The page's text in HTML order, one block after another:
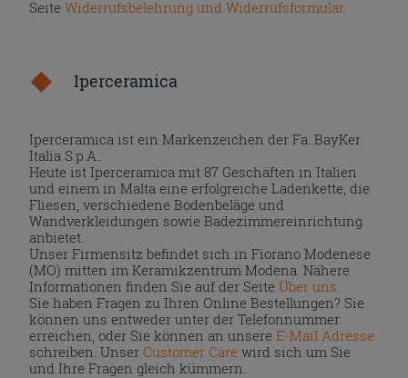
SeiteWiderrufsbelehrung und Widerrufsformular.
Iperceramica
Iperceramica ist ein Markenzeichen der Fa. BayKer
Italia S.p.A..
Heute ist Iperceramica mit 87 Geschäften in Italien
und einem in Malta eine erfolgreiche Ladenkette, die
Fliesen, verschiedene Bodenbeläge und
Wandverkleidungen sowie Badezimmereinrichtung
anbietet.
Unser Firmensitz befindet sich in Fiorano Modenese
(MO) mitten im Keramikzentrum Modena. Nähere
Informationen finden Sie auf der Seite Über uns
Sie haben Fragen zu Ihren Online Bestellungen? Sie
können uns entweder unter der Telefonnummer
erreichen, oder Sie können an unsereE-Mail Adresse
schreiben. UnserCustomer Care wird sich um Sie
und Ihre Fragen gleich kümmern.